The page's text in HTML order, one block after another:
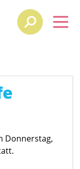
Donnerstag,